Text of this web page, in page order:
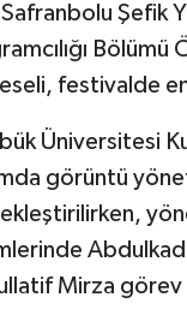
Safranbolu Şefik
festivalde
Üniversitesi
görüntü
Mirza görev